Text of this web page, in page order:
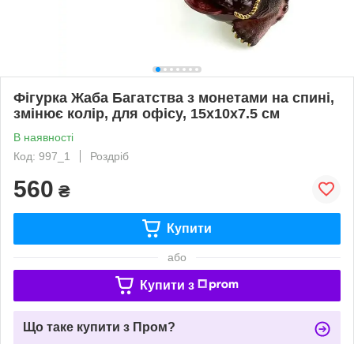
Фігурка Жаба Багатства з монетами на спині,
змінює колір, для офісу, 15х10х7.5 см
В наявності
Код: 997_1
Роздріб
560 ₴
Купити
або
Купити з
Що таке купити з Пром?